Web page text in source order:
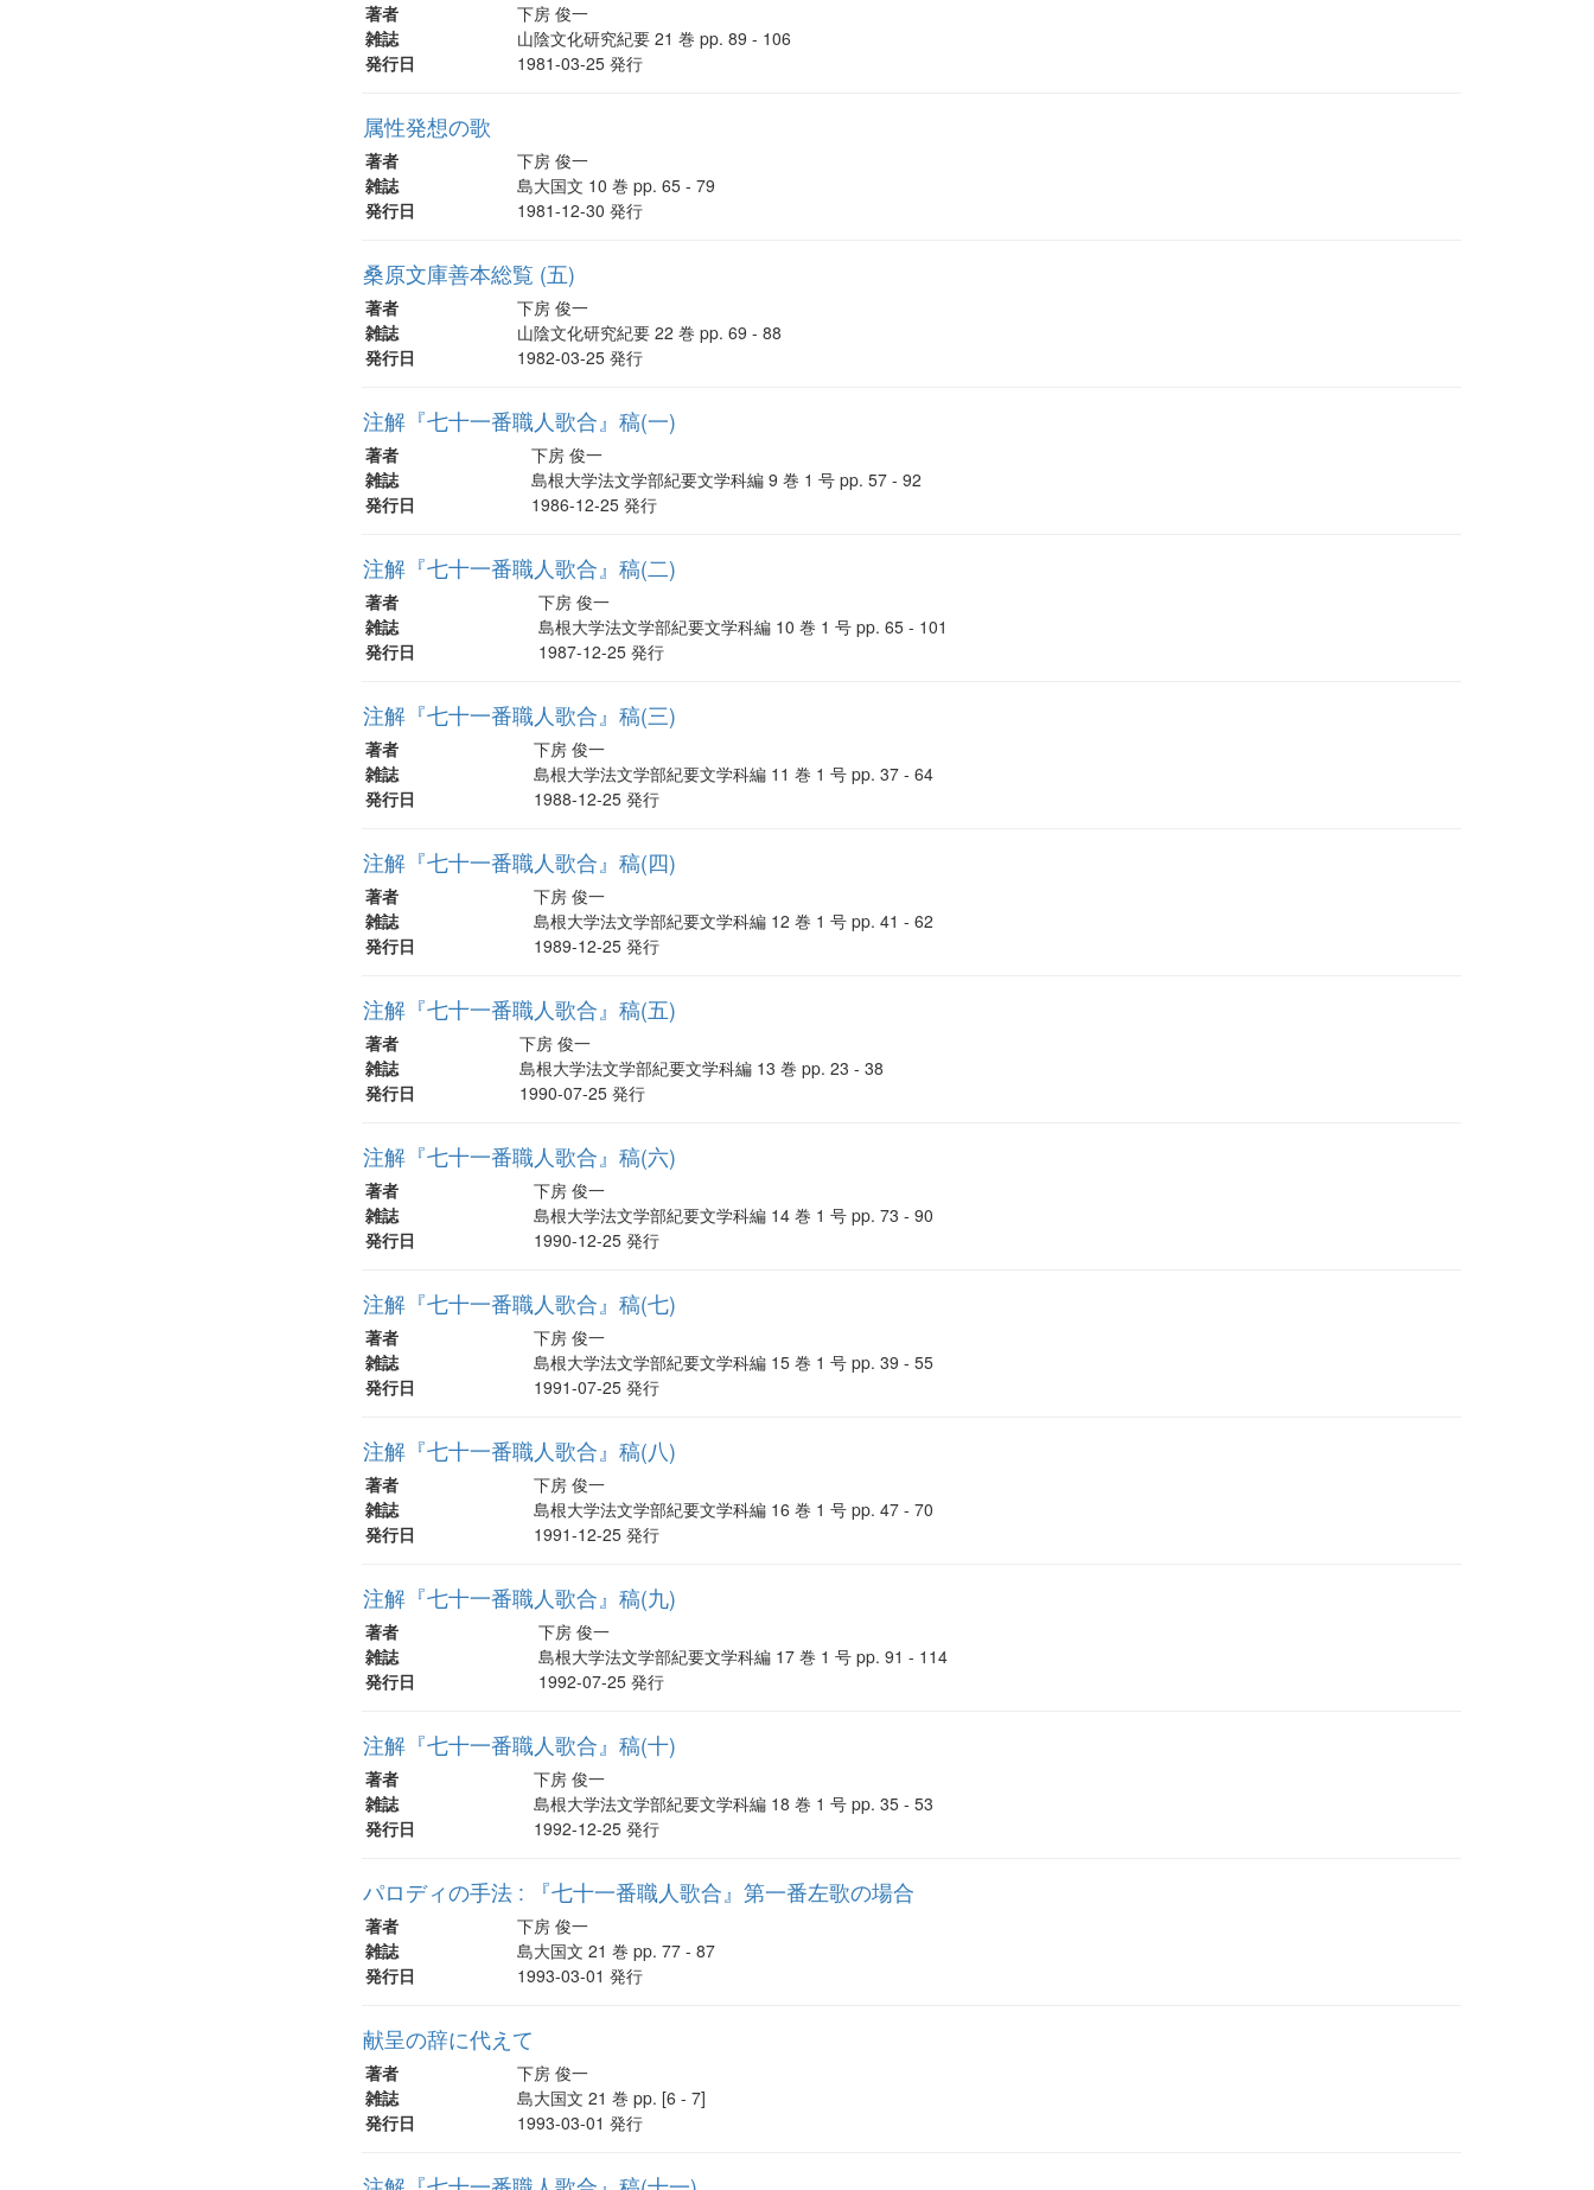
著者
下房 俊一
雑誌
山陰文化研究紀要 21 巻 pp. 89 - 106
発行日
1981-03-25 発行
属性発想の歌
著者
下房 俊一
雑誌
島大国文 10 巻 pp. 65 - 79
発行日
1981-12-30 発行
桑原文庫善本総覧 (五)
著者
下房 俊一
雑誌
山陰文化研究紀要 22 巻 pp. 69 - 88
発行日
1982-03-25 発行
注解『七十一番職人歌合』稿(一)
著者
下房 俊一
雑誌
島根大学法文学部紀要文学科編 9 巻 1 号 pp. 57 - 92
発行日
1986-12-25 発行
注解『七十一番職人歌合』稿(二)
著者
下房 俊一
雑誌
島根大学法文学部紀要文学科編 10 巻 1 号 pp. 65 - 101
発行日
1987-12-25 発行
注解『七十一番職人歌合』稿(三)
著者
下房 俊一
雑誌
島根大学法文学部紀要文学科編 11 巻 1 号 pp. 37 - 64
発行日
1988-12-25 発行
注解『七十一番職人歌合』稿(四)
著者
下房 俊一
雑誌
島根大学法文学部紀要文学科編 12 巻 1 号 pp. 41 - 62
発行日
1989-12-25 発行
注解『七十一番職人歌合』稿(五)
著者
下房 俊一
雑誌
島根大学法文学部紀要文学科編 13 巻 pp. 23 - 38
発行日
1990-07-25 発行
注解『七十一番職人歌合』稿(六)
著者
下房 俊一
雑誌
島根大学法文学部紀要文学科編 14 巻 1 号 pp. 73 - 90
発行日
1990-12-25 発行
注解『七十一番職人歌合』稿(七)
著者
下房 俊一
雑誌
島根大学法文学部紀要文学科編 15 巻 1 号 pp. 39 - 55
発行日
1991-07-25 発行
注解『七十一番職人歌合』稿(八)
著者
下房 俊一
雑誌
島根大学法文学部紀要文学科編 16 巻 1 号 pp. 47 - 70
発行日
1991-12-25 発行
注解『七十一番職人歌合』稿(九)
著者
下房 俊一
雑誌
島根大学法文学部紀要文学科編 17 巻 1 号 pp. 91 - 114
発行日
1992-07-25 発行
注解『七十一番職人歌合』稿(十)
著者
下房 俊一
雑誌
島根大学法文学部紀要文学科編 18 巻 1 号 pp. 35 - 53
発行日
1992-12-25 発行
パロディの手法 : 『七十一番職人歌合』第一番左歌の場合
著者
下房 俊一
雑誌
島大国文 21 巻 pp. 77 - 87
発行日
1993-03-01 発行
献呈の辞に代えて
著者
下房 俊一
雑誌
島大国文 21 巻 pp. [6 - 7]
発行日
1993-03-01 発行